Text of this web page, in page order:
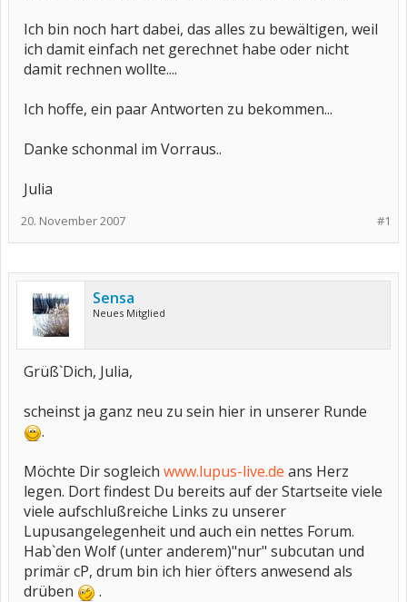
Ich bin noch hart dabei, das alles zu bewältigen, weil
ich damit einfach net gerechnet habe oder nicht
damit rechnen wollte....
Ich hoffe, ein paar Antworten zu bekommen...
Danke schonmal im Vorraus..
Julia
#1
20. November 2007
Sensa
Neues Mitglied
Grüß`Dich, Julia,
scheinst ja ganz neu zu sein hier in unserer Runde
.
Möchte Dir sogleich www.lupus-live.de ans Herz
legen. Dort findest Du bereits auf der Startseite viele
viele aufschlußreiche Links zu unserer
Lupusangelegenheit und auch ein nettes Forum.
Hab`den Wolf (unter anderem)"nur" subcutan und
primär cP, drum bin ich hier öfters anwesend als
drüben
.